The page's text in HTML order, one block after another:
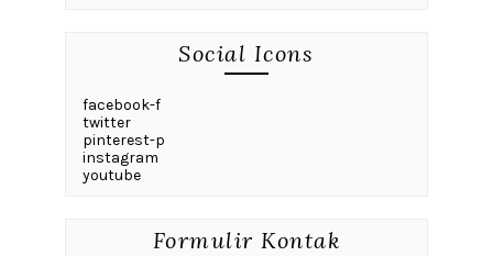
Social Icons
facebook-f
twitter
pinterest-p
instagram
youtube
Formulir Kontak